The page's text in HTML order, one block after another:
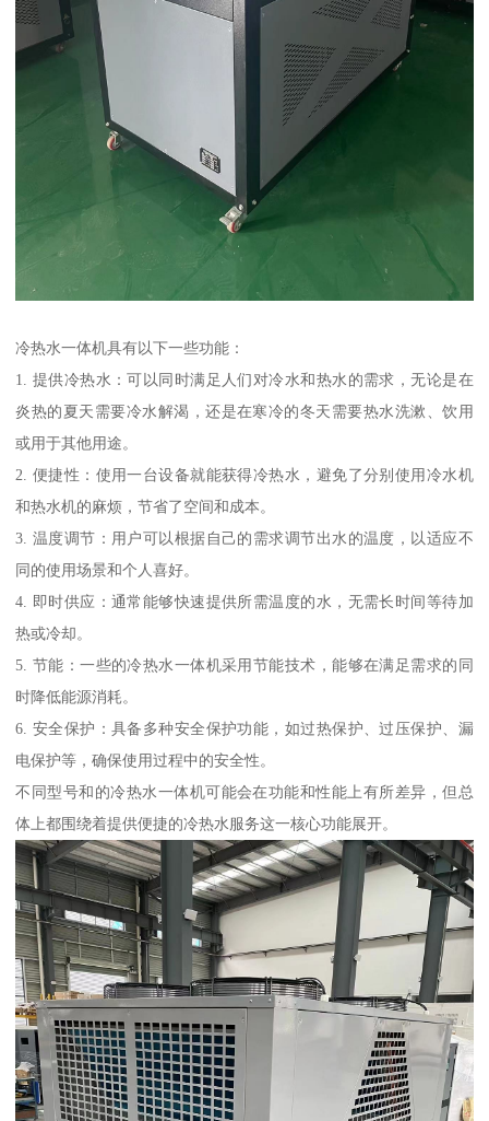
冷热水一体机具有以下一些功能：
1. 提供冷热水：可以同时满足人们对冷水和热水的需求，无论是在
炎热的夏天需要冷水解渴，还是在寒冷的冬天需要热水洗漱、饮用
或用于其他用途。
2. 便捷性：使用一台设备就能获得冷热水，避免了分别使用冷水机
和热水机的麻烦，节省了空间和成本。
3. 温度调节：用户可以根据自己的需求调节出水的温度，以适应不
同的使用场景和个人喜好。
4. 即时供应：通常能够快速提供所需温度的水，无需长时间等待加
热或冷却。
5. 节能：一些的冷热水一体机采用节能技术，能够在满足需求的同
时降低能源消耗。
6. 安全保护：具备多种安全保护功能，如过热保护、过压保护、漏
电保护等，确保使用过程中的安全性。
不同型号和的冷热水一体机可能会在功能和性能上有所差异，但总
体上都围绕着提供便捷的冷热水服务这一核心功能展开。